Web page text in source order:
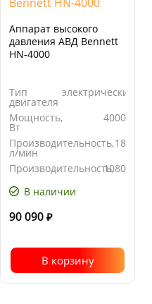
Аппарат высокого
давления АВД Bennett
HN-4000
Тип
двигателя
электрический
Мощность,
Вт
4000
Производительность,
л/мин
18
Производительность,
л/час
1080
В наличии
90 090 ₽
В корзину